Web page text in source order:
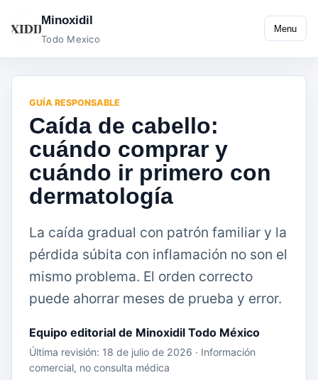
Minoxidil
Todo Mexico
Menu
GUÍA RESPONSABLE
Caída de cabello:
cuándo comprar y
cuándo ir primero con
dermatología
La caída gradual con patrón familiar y la
pérdida súbita con inflamación no son el
mismo problema. El orden correcto
puede ahorrar meses de prueba y error.
Equipo editorial de Minoxidil Todo México
Última revisión: 18 de julio de 2026 · Información
comercial, no consulta médica